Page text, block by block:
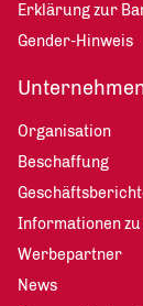
Erklärung zur
Gender-Hinweis
Organisation
Beschaffung
Informationen
Werbepartner
News